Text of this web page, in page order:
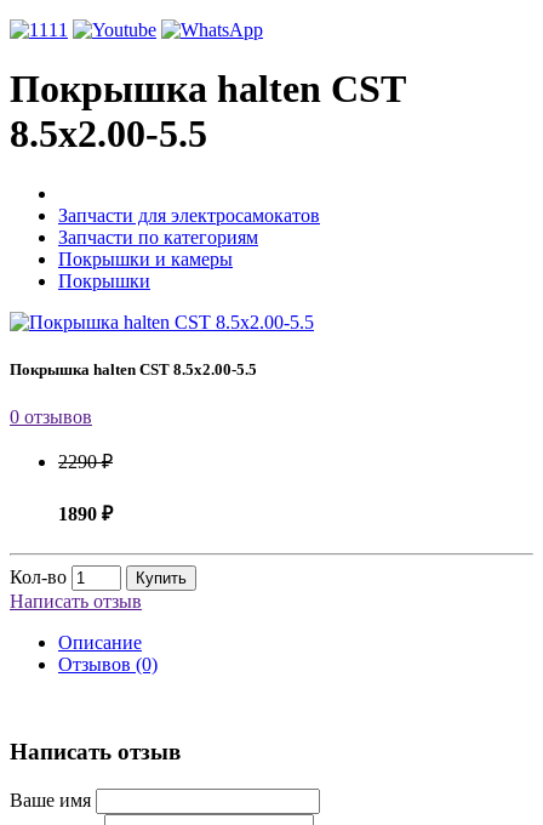
Покрышка halten CST
8.5x2.00-5.5
Запчасти для электросамокатов
Запчасти по категориям
Покрышки и камеры
Покрышки
Покрышка halten CST 8.5x2.00-5.5
0 отзывов
2290 ₽
1890 ₽
Кол-во Купить
Написать отзыв
Описание
Отзывов (0)
Написать отзыв
Ваше имя